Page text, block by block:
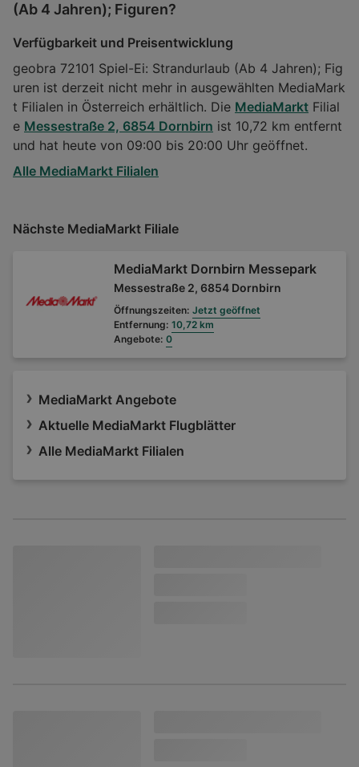
(Ab 4 Jahren); Figuren?
Verfügbarkeit und Preisentwicklung
geobra 72101 Spiel-Ei: Strandurlaub (Ab 4 Jahren); Fig
uren ist derzeit nicht mehr in ausgewählten MediaMark
t Filialen in Österreich erhältlich. Die MediaMarkt Filial
e Messestraße 2, 6854 Dornbirn ist 10,72 km entfernt
und hat heute von 09:00 bis 20:00 Uhr geöffnet.
Alle MediaMarkt Filialen
Nächste MediaMarkt Filiale
MediaMarkt Dornbirn Messepark
Messestraße 2, 6854 Dornbirn
Öffnungszeiten: Jetzt geöffnet
Entfernung: 10,72 km
Angebote: 0
MediaMarkt Angebote
Aktuelle MediaMarkt Flugblätter
Alle MediaMarkt Filialen